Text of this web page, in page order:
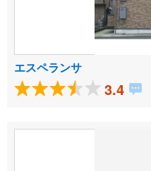
エスペランサ
3.4